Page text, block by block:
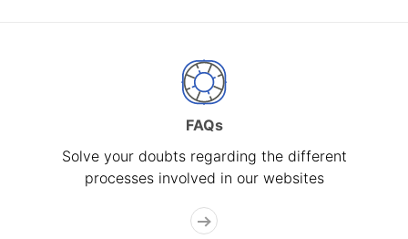
FAQs
Solve your doubts regarding the different
processes involved in our websites